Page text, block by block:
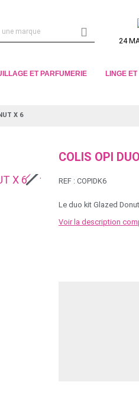

24
ET PARFUMERIE LINGE
X 6
COLIS OPI
REF : COPIDK6
Le duo kit Glazed
Voir la description